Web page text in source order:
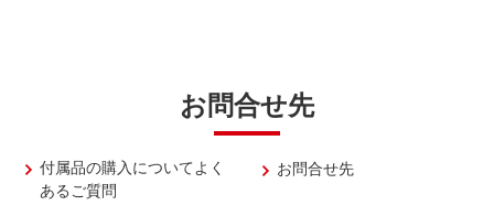
お問合せ先
付属品の購入についてよく
あるご質問
お問合せ先